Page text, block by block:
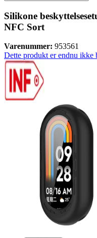
Silikone
NFC Sort
Varenummer: 953561
Dette produkt er endnu ikke